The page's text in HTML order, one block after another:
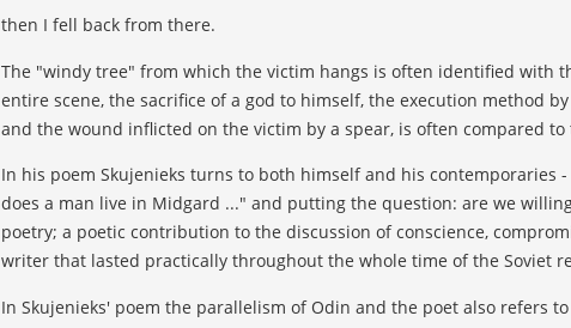
then I fell back from there.
The "windy tree" from which the victim hangs is often identified with
entire scene, the sacrifice of a god to himself, the execution method
and the wound inflicted on the victim by a spear, is often compared
In his poem Skujenieks turns to both himself and his contemporaries
does a man live in Midgard ..." and putting the question: are we
poetry; a poetic contribution to the discussion of conscience,
writer that lasted practically throughout the whole time of the Soviet
In Skujenieks' poem the parallelism of Odin and the poet also refers